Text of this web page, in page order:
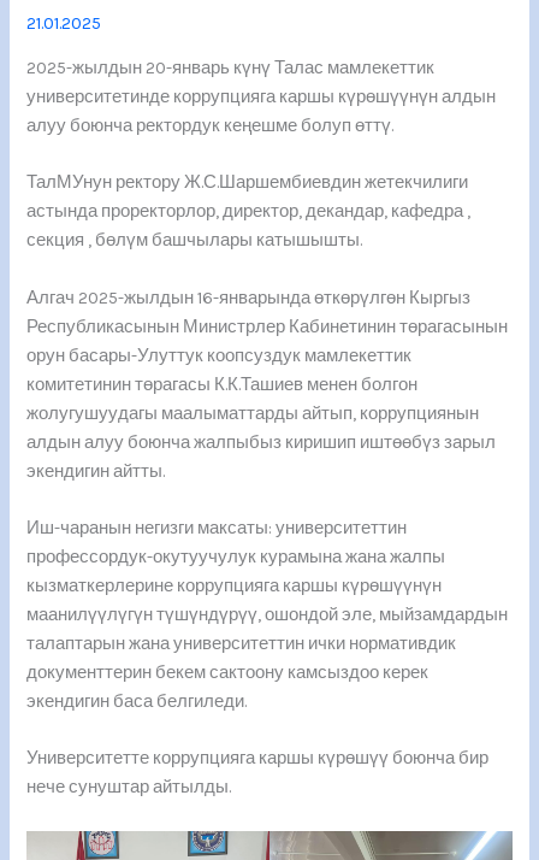
21.01.2025
2025-жылдын 20-январь күнү Талас мамлекеттик
университетинде коррупцияга каршы күрөшүүнүн алдын
алуу боюнча ректордук кеңешме болуп өттү.
ТалМУнун ректору Ж.С.Шаршембиевдин жетекчилиги
астында проректорлор, директор, декандар, кафедра ,
секция , бөлүм башчылары катышышты.
Алгач 2025-жылдын 16-январында өткөрүлгөн Кыргыз
Республикасынын Министрлер Кабинетинин төрагасынын
орун басары-Улуттук коопсуздук мамлекеттик
комитетинин төрагасы К.К.Ташиев менен болгон
жолугушуудагы маалыматтарды айтып, коррупциянын
алдын алуу боюнча жалпыбыз киришип иштөөбүз зарыл
экендигин айтты.
Иш-чаранын негизги максаты: университеттин
профессордук-окутуучулук курамына жана жалпы
кызматкерлерине коррупцияга каршы күрөшүүнүн
маанилүүлүгүн түшүндүрүү, ошондой эле, мыйзамдардын
талаптарын жана университеттин ички нормативдик
документтерин бекем сактоону камсыздоо керек
экендигин баса белгиледи.
Университетте коррупцияга каршы күрөшүү боюнча бир
нече сунуштар айтылды.